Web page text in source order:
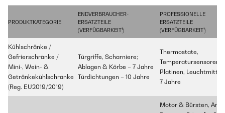
PRODUKTKATEGORIE
ENDVERBRAUCHER-
ERSATZTEILE
(VERFÜGBARKEIT¹)
PROFESSIONELLE
ERSATZTEILE
(VERFÜGBARKEIT¹)
Kühlschränke /
Gefrierschränke /
Mini-, Wein- &
Getränkekühlschränke
(Reg. EU2019/2019)
Türgriffe, Scharniere;
Ablagen & Körbe – 7 Jahre
Türdichtungen – 10 Jahre
Thermostate,
Temperatursensoren,
Platinen, Leuchtmittel
7 Jahre
Motor & Bürsten,